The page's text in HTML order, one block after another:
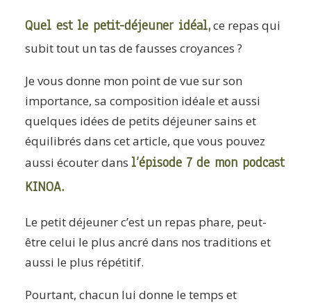
Quel est le petit-déjeuner idéal,ce repas qui
subit tout un tas de fausses croyances ?
Je vous donne mon point de vue sur son
importance, sa composition idéale et aussi
quelques idées de petits déjeuner sains et
équilibrés dans cet article, que vous pouvez
aussi écouter dans l’épisode 7 de mon podcast
KINOA.
Le petit déjeuner c’est un repas phare, peut-
être celui le plus ancré dans nos traditions et
aussi le plus répétitif.
Pourtant, chacun lui donne le temps et